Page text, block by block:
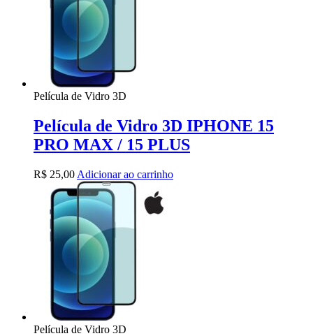
Película de Vidro 3D
Película de Vidro 3D IPHONE 15
PRO MAX / 15 PLUS
R$ 25,00 Adicionar ao carrinho
Película de Vidro 3D